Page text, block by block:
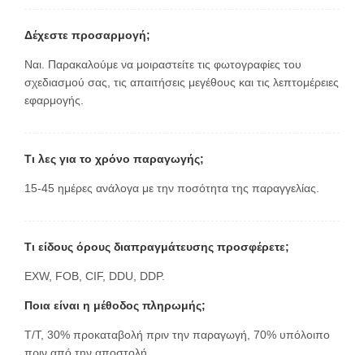
Δέχεστε προσαρμογή;
Ναι. Παρακαλούμε να μοιραστείτε τις φωτογραφίες του
σχεδιασμού σας, τις απαιτήσεις μεγέθους και τις λεπτομέρειες
εφαρμογής.
Τι λες για το χρόνο παραγωγής;
15-45 ημέρες ανάλογα με την ποσότητα της παραγγελίας.
Τι είδους όρους διαπραγμάτευσης προσφέρετε;
EXW, FOB, CIF, DDU, DDP.
Ποια είναι η μέθοδος πληρωμής;
T/T, 30% προκαταβολή πριν την παραγωγή, 70% υπόλοιπο